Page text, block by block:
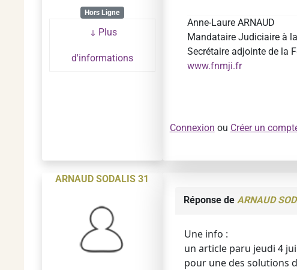
Hors Ligne
Plus
d'informations
Anne-Laure ARNAUD
Mandataire Judiciaire à
Secrétaire adjointe de la
www.fnmji.fr
Connexion ou Créer un
ARNAUD SODALIS 31
Réponse de ARNAUD
Une info :
un article paru jeudi 4
pour une des solutions